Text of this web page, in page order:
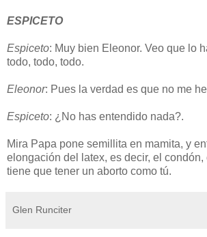
ESPICETO
Espiceto: Muy bien Eleonor. Veo que lo
todo, todo, todo.
Eleonor: Pues la verdad es que no me
Espiceto: ¿No has entendido nada?.
Mira Papa pone semillita en mamita, y
elongación del latex, es decir, el
tiene que tener un aborto como tú.
Glen Runciter